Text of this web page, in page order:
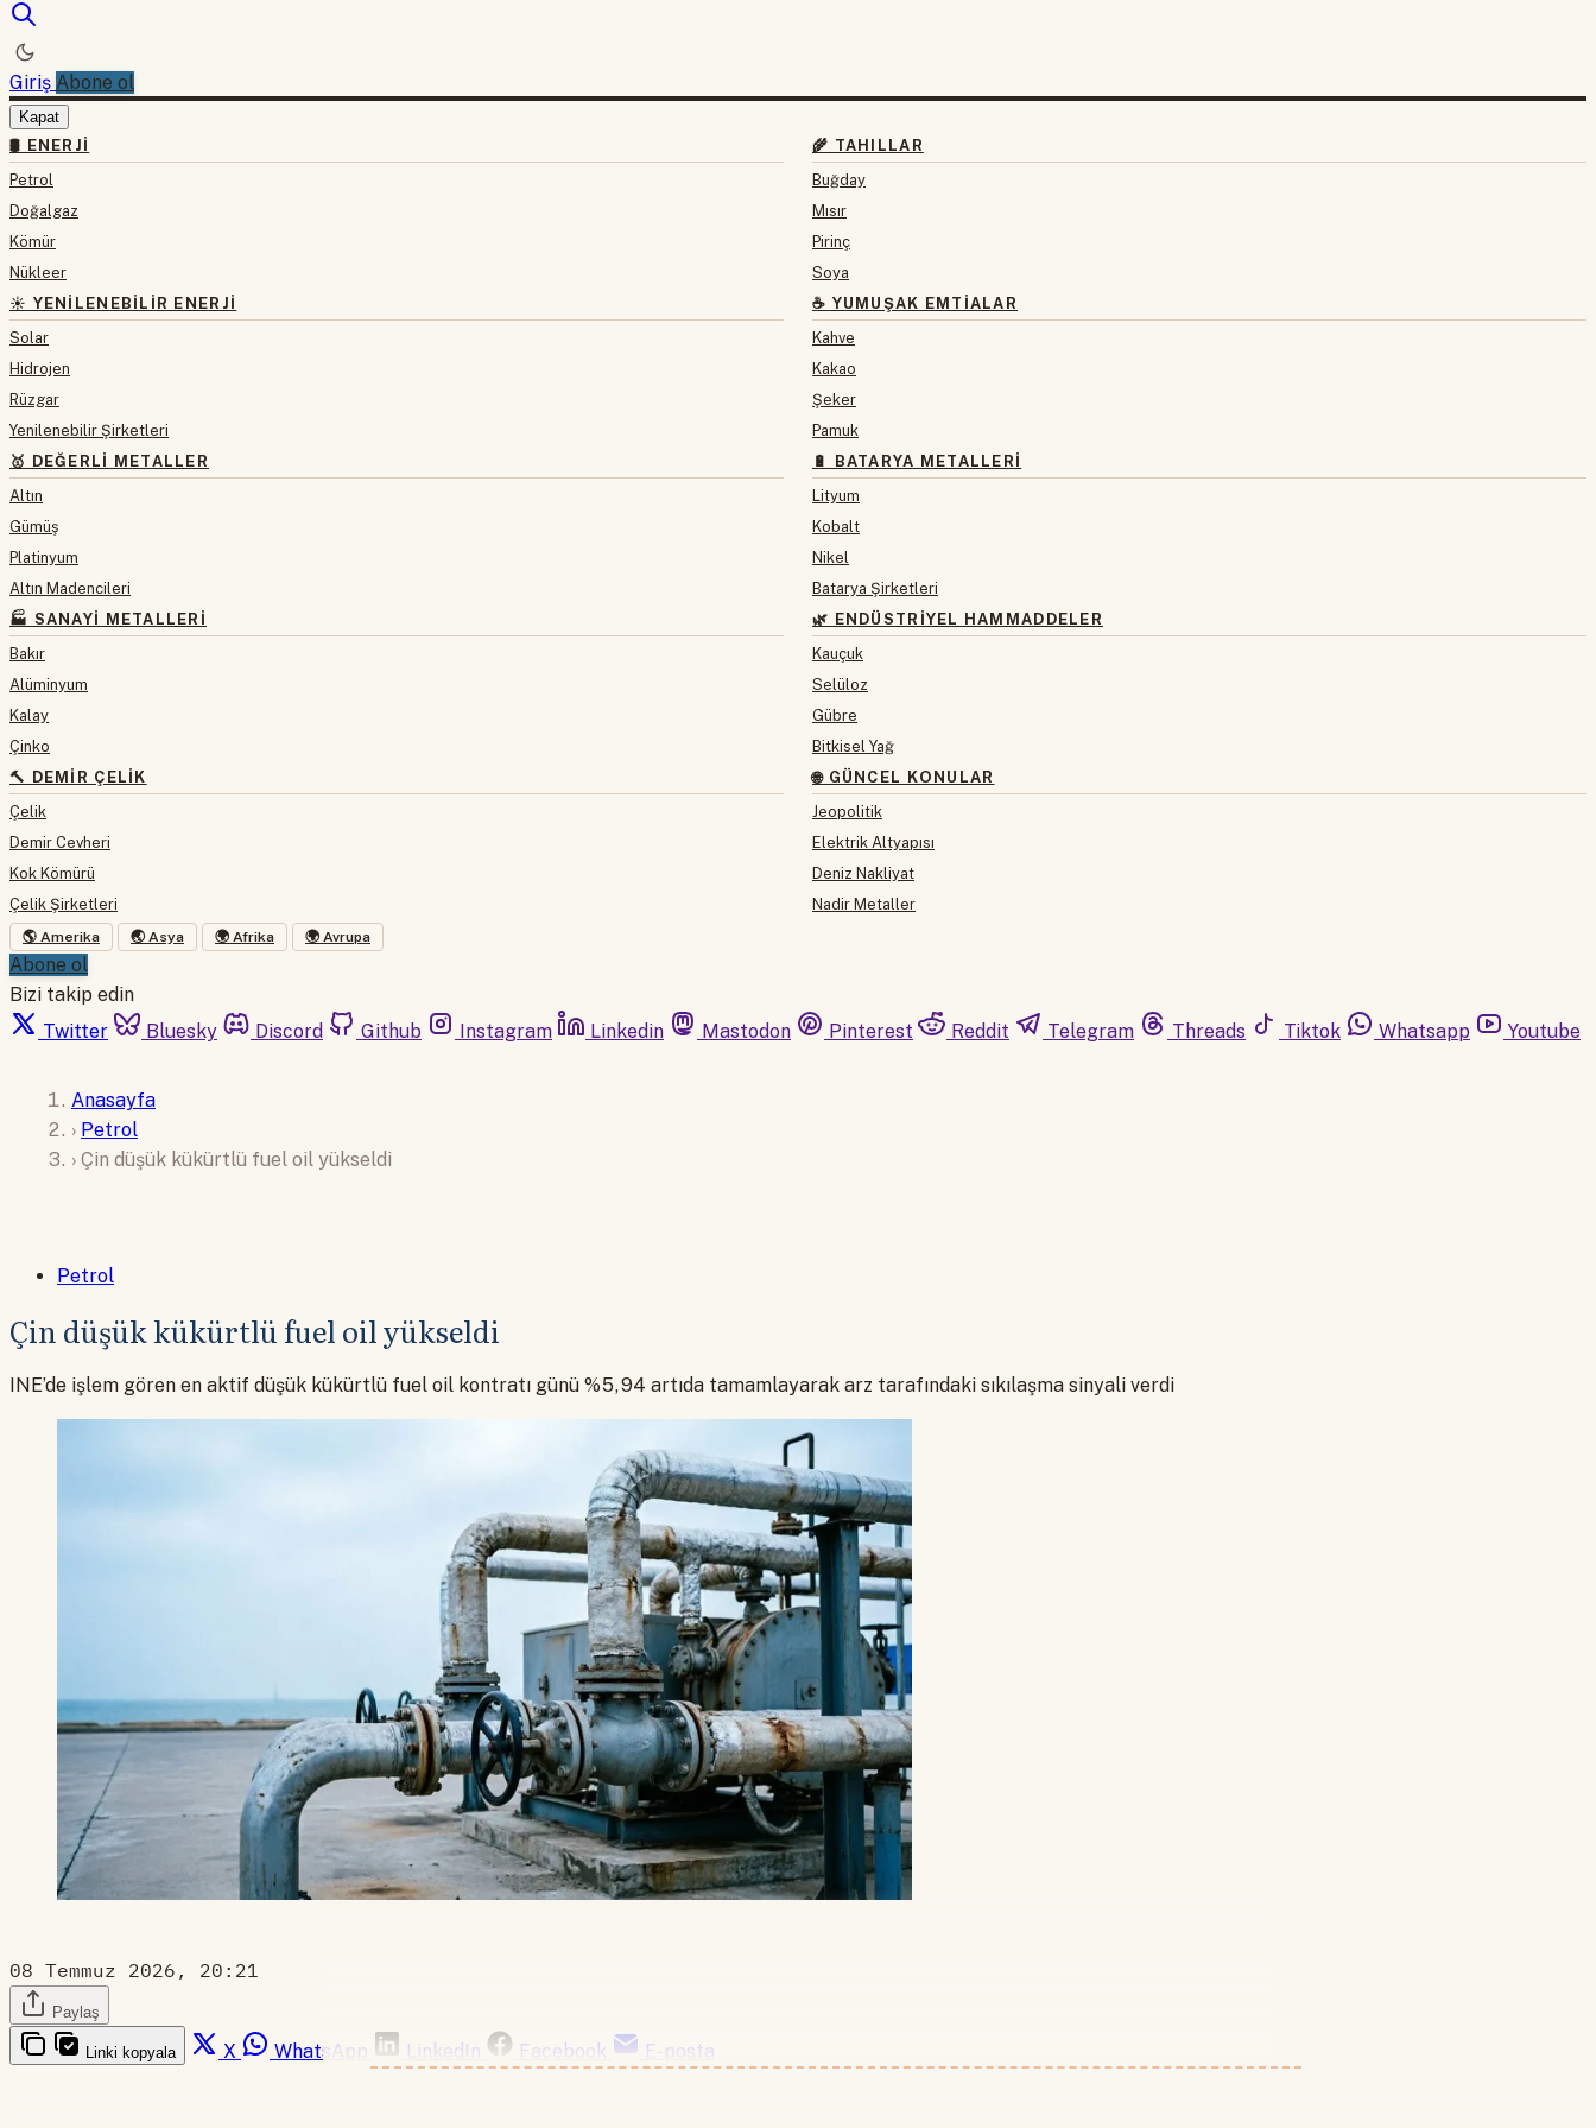
Giriş Abone ol
Kapat
🛢 ENERJI
Petrol
Doğalgaz
Kömür
Nükleer
☀️ YENILENEBILIR ENERJI
Solar
Hidrojen
Rüzgar
Yenilenebilir Şirketleri
🥇 DEĞERLI METALLER
Altın
Gümüş
Platinyum
Altın Madencileri
🏭 SANAYI METALLERI
Bakır
Alüminyum
Kalay
Çinko
🔨 DEMIR ÇELIK
Çelik
Demir Cevheri
Kok Kömürü
Çelik Şirketleri
🌾 TAHILLAR
Buğday
Mısır
Pirinç
Soya
☕ YUMUŞAK EMTIALAR
Kahve
Kakao
Şeker
Pamuk
🔋 BATARYA METALLERI
Lityum
Kobalt
Nikel
Batarya Şirketleri
🌿 ENDÜSTRIYEL HAMMADDELER
Kauçuk
Selüloz
Gübre
Bitkisel Yağ
🌐 GÜNCEL KONULAR
Jeopolitik
Elektrik Altyapısı
Deniz Nakliyat
Nadir Metaller
🌎 Amerika 🌏 Asya 🌍 Afrika 🌍 Avrupa
Abone ol
Bizi takip edin
Twitter
Bluesky Discord Github Instagram Linkedin Mastodon Pinterest Reddit Telegram Threads Tiktok Whatsapp Youtube
Anasayfa
› Petrol
› Çin düşük kükürtlü fuel oil yükseldi
Petrol
Çin düşük kükürtlü fuel oil yükseldi
INE’de işlem gören en aktif düşük kükürtlü fuel oil kontratı günü %5,94 artıda tamamlayarak arz tarafındaki sıkılaşma sinyali verdi
08 Temmuz 2026, 20:21
Paylaş
Linki kopyala X WhatsApp LinkedIn Facebook E-posta